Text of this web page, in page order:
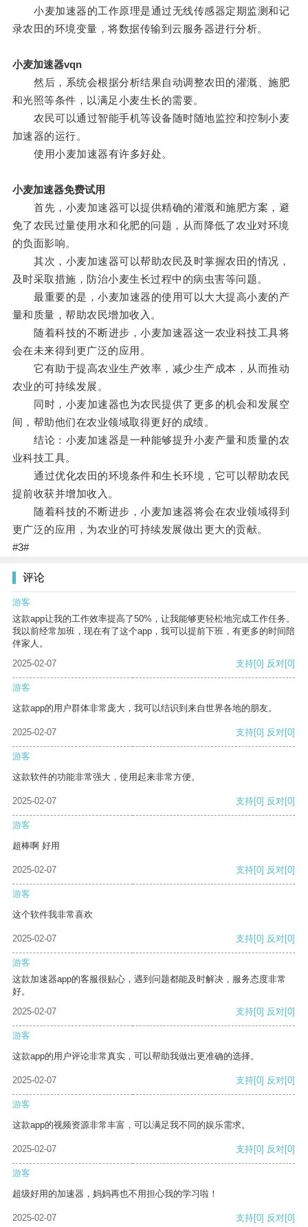
小麦加速器的工作原理是通过无线传感器定期监测和记
录农田的环境变量，将数据传输到云服务器进行分析。
小麦加速器vqn
然后，系统会根据分析结果自动调整农田的灌溉、施肥
和光照等条件，以满足小麦生长的需要。
农民可以通过智能手机等设备随时随地监控和控制小麦
加速器的运行。
使用小麦加速器有许多好处。
小麦加速器免费试用
首先，小麦加速器可以提供精确的灌溉和施肥方案，避
免了农民过量使用水和化肥的问题，从而降低了农业对环境
的负面影响。
其次，小麦加速器可以帮助农民及时掌握农田的情况，
及时采取措施，防治小麦生长过程中的病虫害等问题。
最重要的是，小麦加速器的使用可以大大提高小麦的产
量和质量，帮助农民增加收入。
随着科技的不断进步，小麦加速器这一农业科技工具将
会在未来得到更广泛的应用。
它有助于提高农业生产效率，减少生产成本，从而推动
农业的可持续发展。
同时，小麦加速器也为农民提供了更多的机会和发展空
间，帮助他们在农业领域取得更好的成绩。
结论：小麦加速器是一种能够提升小麦产量和质量的农
业科技工具。
通过优化农田的环境条件和生长环境，它可以帮助农民
提前收获并增加收入。
随着科技的不断进步，小麦加速器将会在农业领域得到
更广泛的应用，为农业的可持续发展做出更大的贡献。
#3#
评论
游客
这款app让我的工作效率提高了50%，让我能够更轻松地完成工作任务。
我以前经常加班，现在有了这个app，我可以提前下班，有更多的时间陪
伴家人。
2025-02-07
支持[0] 反对[0]
游客
这款app的用户群体非常庞大，我可以结识到来自世界各地的朋友。
2025-02-07 支持[0] 反对[0]
游客
这款软件的功能非常强大，使用起来非常方便。
2025-02-07 支持[0] 反对[0]
游客
超棒啊 好用
2025-02-07 支持[0] 反对[0]
游客
这个软件我非常喜欢
2025-02-07 支持[0] 反对[0]
游客
这款加速器app的客服很贴心，遇到问题都能及时解决，服务态度非常
好。
2025-02-07
支持[0] 反对[0]
游客
这款app的用户评论非常真实，可以帮助我做出更准确的选择。
2025-02-07 支持[0] 反对[0]
游客
这款app的视频资源非常丰富，可以满足我不同的娱乐需求。
2025-02-07 支持[0] 反对[0]
游客
超级好用的加速器，妈妈再也不用担心我的学习啦！
2025-02-07 支持[0] 反对[0]